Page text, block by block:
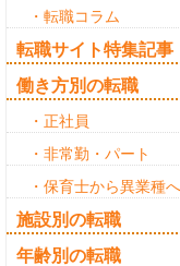
・転職コラム
転職サイト特集記事
働き方別の転職
・正社員
・非常勤・パート
・保育士から異業種へ
施設別の転職
年齢別の転職